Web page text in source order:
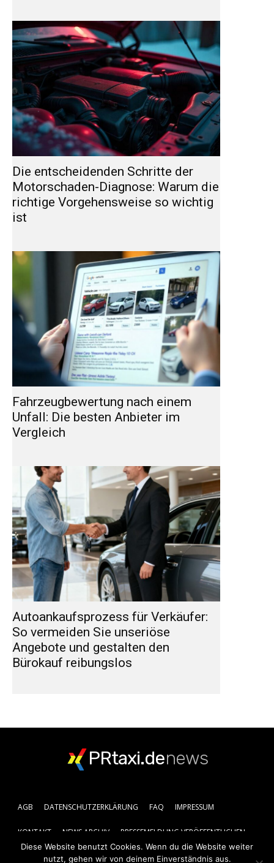
Die entscheidenden Schritte der
Motorschaden-Diagnose: Warum die
richtige Vorgehensweise so wichtig
ist
Fahrzeugbewertung nach einem
Unfall: Die besten Anbieter im
Vergleich
Autoankaufsprozess für Verkäufer:
So vermeiden Sie unseriöse
Angebote und gestalten den
Bürokauf reibungslos
PRtaxi.denews
AGB DATENSCHUTZERKLÄRUNG FAQ IMPRESSUM
KONTAKT NEWS ARCHIV PRESSEMELDUNG VERÖFFENTLICHEN
Diese Website benutzt Cookies. Wenn du die Website weiter
nutzt, gehen wir von deinem Einverständnis aus.